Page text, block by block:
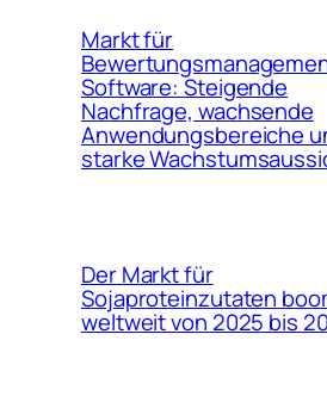
Markt für
Software: Steigende
Nachfrage, wachsende
Anwendungsbereiche
starke
Der Markt für
Sojaproteinzutaten
weltweit von 2025 bis